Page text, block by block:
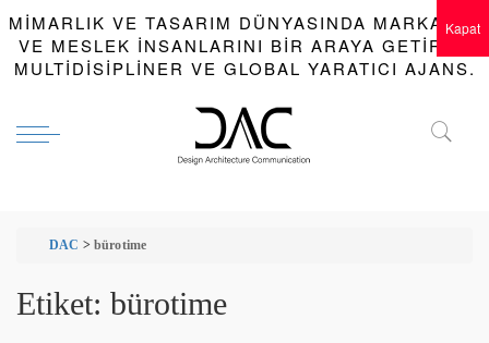
MIMARLIK VE TASARIM DÜNYASINDA MARKALAR
VE MESLEK INSANLARINI BIR ARAYA GETIREN
MULTIDISIPLINER VE GLOBAL YARATICI AJANS.
DAC > bürotime
Etiket: bürotime
Kapat